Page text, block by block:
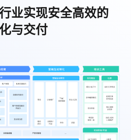
业实现安全高效的
与交付